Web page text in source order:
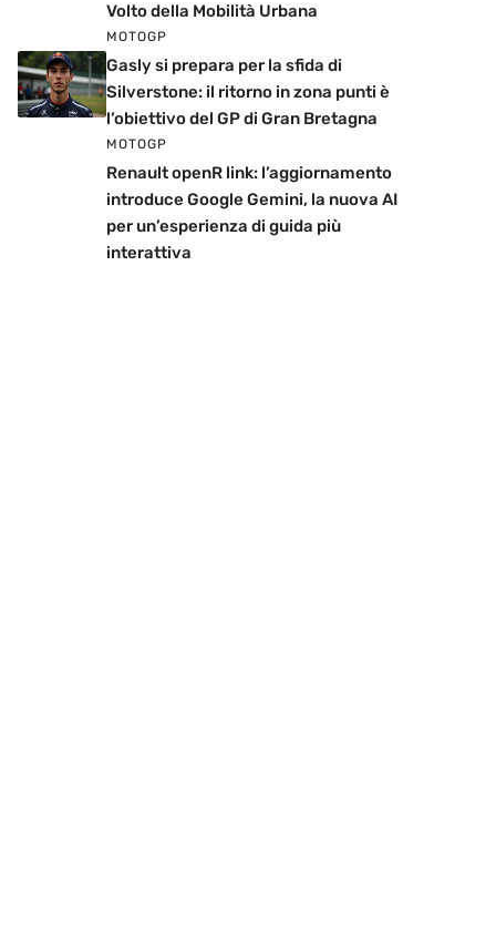
Volto della Mobilità Urbana
MOTOGP
Gasly si prepara per la sfida di
Silverstone: il ritorno in zona punti è
l’obiettivo del GP di Gran Bretagna
MOTOGP
Renault openR link: l’aggiornamento
introduce Google Gemini, la nuova AI
per un’esperienza di guida più
interattiva